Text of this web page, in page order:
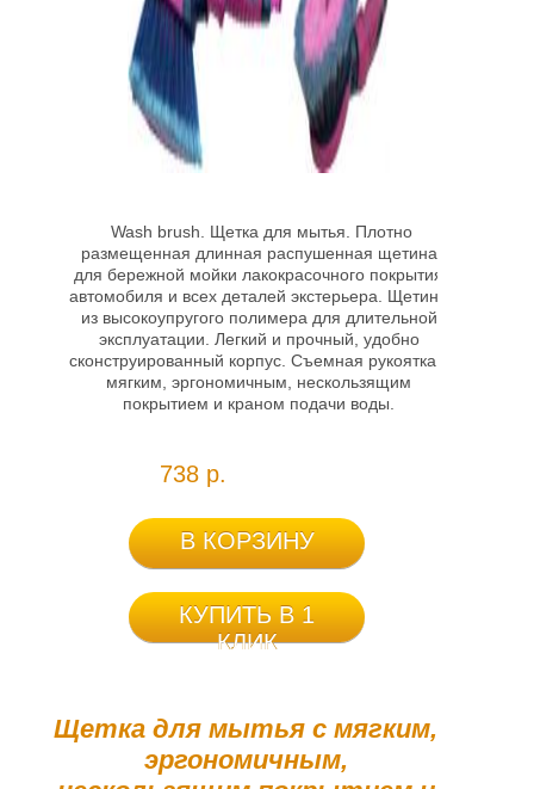
Щетка для мытья с мягким,
эргономичным,
Wash brush. Щетка для мытья. Плотно
размещенная длинная распушенная щетина
для бережной мойки лакокрасочного покрытия
автомобиля и всех деталей экстерьера. Щетина
из высокоупругого полимера для длительной
эксплуатации. Легкий и прочный, удобно
сконструированный корпус. Съемная рукоятка с
мягким, эргономичным, нескользящим
покрытием и краном подачи воды.
738 р.
В КОРЗИНУ
КУПИТЬ В 1
КЛИК